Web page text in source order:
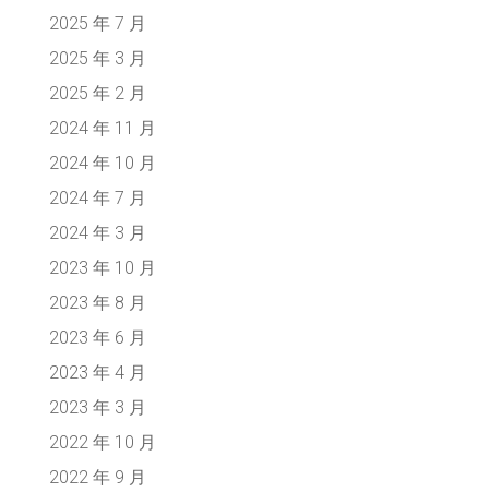
2025 年 7 月
2025 年 3 月
2025 年 2 月
2024 年 11 月
2024 年 10 月
2024 年 7 月
2024 年 3 月
2023 年 10 月
2023 年 8 月
2023 年 6 月
2023 年 4 月
2023 年 3 月
2022 年 10 月
2022 年 9 月